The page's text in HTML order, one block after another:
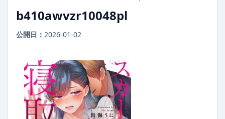
b410awvzr10048pl
公開日： 2026-01-02